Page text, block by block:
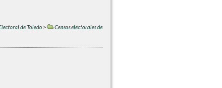
de Toledo> Censos electorales de